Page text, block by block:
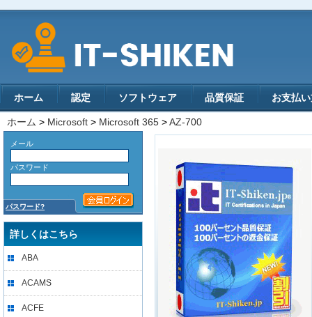
ホーム 認定 ソフトウェア 品質保証 お支払
ホーム > Microsoft > Microsoft 365 >AZ-700
メール
パスワード
パスワード?
詳しくはこちら
ABA
ACAMS
ACFE